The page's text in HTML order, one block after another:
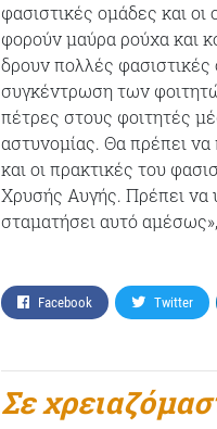
φασιστικές ομάδες και οι
φορούν μαύρα ρούχα και
δρουν πολλές
συγκέντρωση των
πέτρες στους φοιτητές
αστυνομίας. Θα πρέπει να
και οι πρακτικές του
Χρυσής Αυγής. Πρέπει να
σταματήσει αυτό
Facebook Twitter
Σε